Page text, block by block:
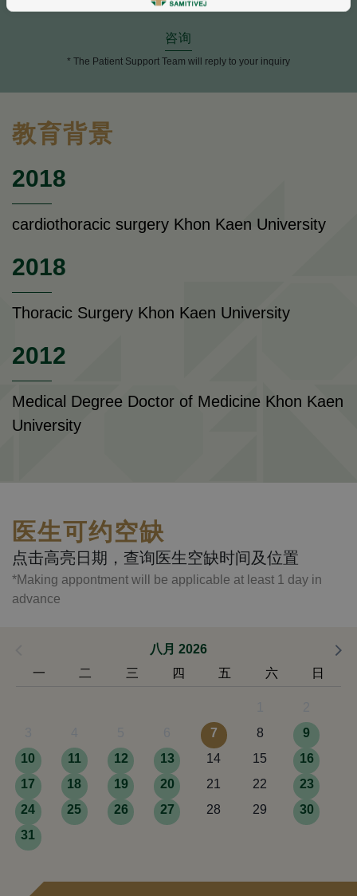
咨询
* The Patient Support Team will reply to your inquiry
教育背景
2018
cardiothoracic surgery Khon Kaen University
2018
Thoracic Surgery Khon Kaen University
2012
Medical Degree Doctor of Medicine Khon Kaen
University
医生可约空缺
点击高亮日期，查询医生空缺时间及位置
*Making appontment will be applicable at least 1 day in
advance
八月 2026
一
二 三 四 五 六 日
7 8
9
10
11 12 13 14 15
16
17
18 19 20 21 22
23
24
25 26 27 28 29
30
31